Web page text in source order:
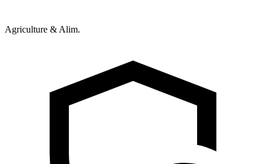
Agriculture & Alim.